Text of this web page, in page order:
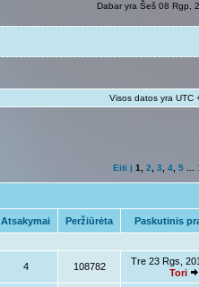
Dabar yra Šeš 08 Rgp,
Visos datos yra UTC
Eiti į 1 2 3 4 5
Atsakymai Peržiūrėta Paskutinis
4 108782
Tre 23 Rgs,
Tori